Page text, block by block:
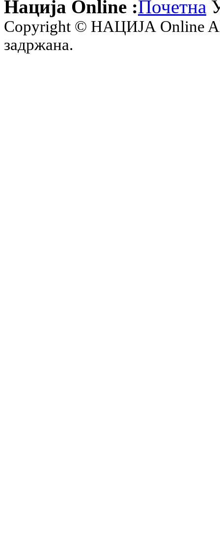
Нација Online :Почетна
Copyright © НАЦИЈА Online
задржана.